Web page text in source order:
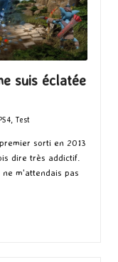
suis éclatée
, Test
sorti en 2013
dire très addictif.
m'attendais pas